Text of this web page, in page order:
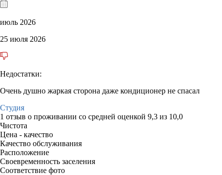
июль 2026
25 июля 2026
Недостатки:
Очень душно жаркая сторона даже кондиционер не спасал
Студия
1 отзыв о проживании со средней оценкой 9,3 из 10,0
Чистота
Цена - качество
Качество обслуживания
Расположение
Своевременность заселения
Соответствие фото